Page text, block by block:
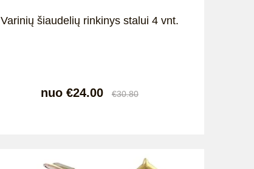
Varinių šiaudelių rinkinys stalui 4 vnt.
nuo €24.00 €30.80